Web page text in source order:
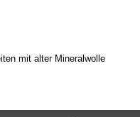
mit alter Mineralwolle